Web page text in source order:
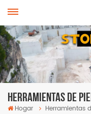
Herramientas De
Hogar
Herramientas